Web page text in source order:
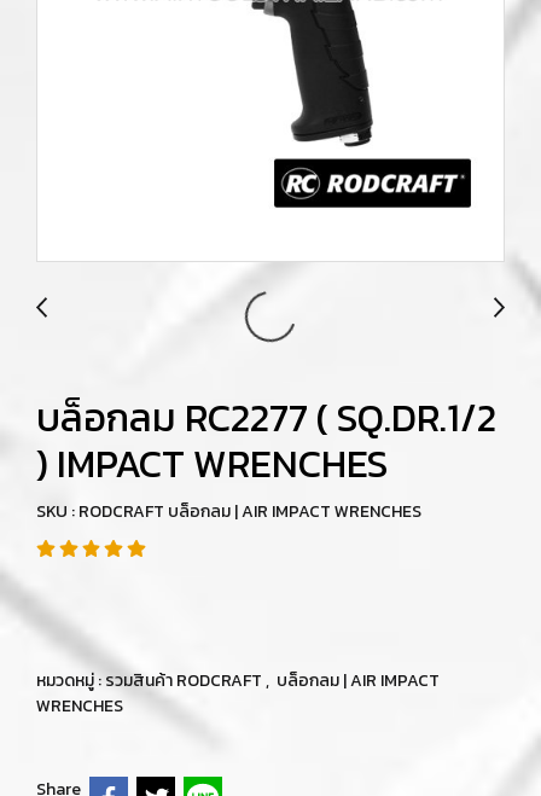
บล็อกลม RC2277 ( SQ.DR.1/2
) IMPACT WRENCHES
SKU : RODCRAFT บล็อกลม | AIR IMPACT WRENCHES
หมวดหมู่ :รวมสินค้า RODCRAFT, บล็อกลม | AIR IMPACT
WRENCHES
Share